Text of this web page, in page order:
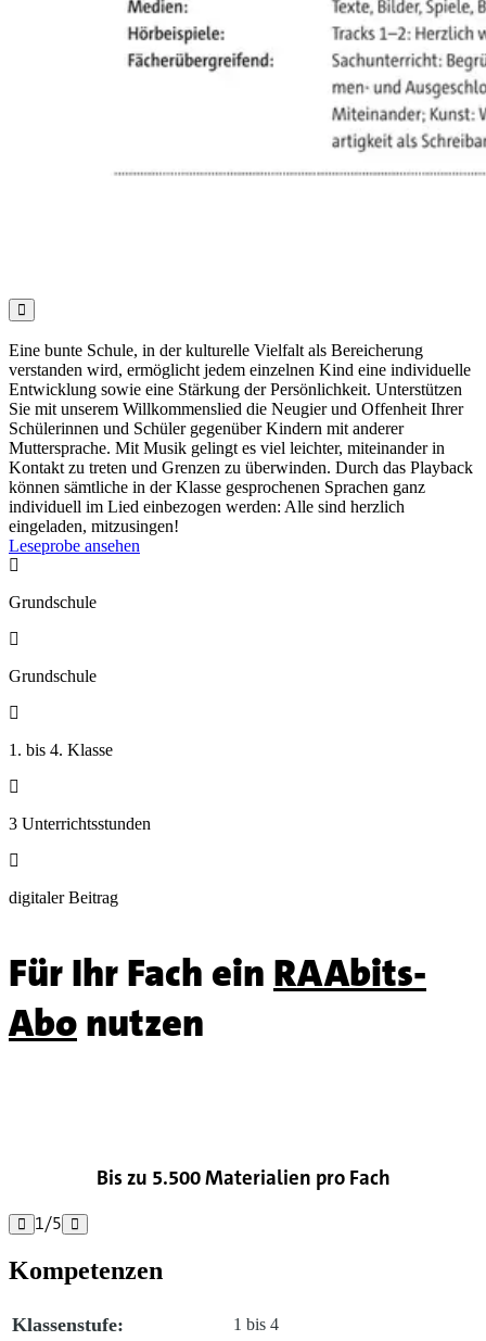

Eine bunte Schule, in der kulturelle Vielfalt als Bereicherung
verstanden wird, ermöglicht jedem einzelnen Kind eine individuelle
Entwicklung sowie eine Stärkung der Persönlichkeit. Unterstützen
Sie mit unserem Willkommenslied die Neugier und Offenheit Ihrer
Schülerinnen und Schüler gegenüber Kindern mit anderer
Muttersprache. Mit Musik gelingt es viel leichter, miteinander in
Kontakt zu treten und Grenzen zu überwinden. Durch das Playback
können sämtliche in der Klasse gesprochenen Sprachen ganz
individuell im Lied einbezogen werden: Alle sind herzlich
eingeladen, mitzusingen!
Leseprobe ansehen

Grundschule

Grundschule

1. bis 4. Klasse

3 Unterrichtsstunden

digitaler Beitrag
Für Ihr Fach ein RAAbits-
Abonutzen
Bis zu 5.500 Materialien pro Fach
 1/5 
Kompetenzen
Klassenstufe: 1 bis 4